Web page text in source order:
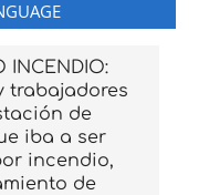
INCENDIO:
trabajadores
de
iba a ser
incendio,
de